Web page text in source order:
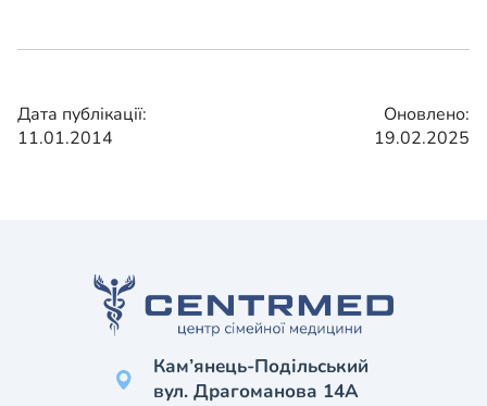
Дата публікації:
11.01.2014
Оновлено:
19.02.2025
Кам’янець-Подільський
вул. Драгоманова 14А